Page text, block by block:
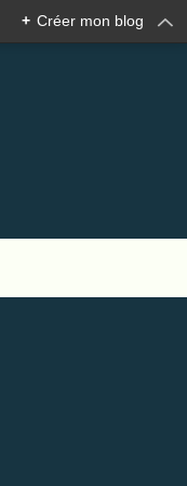
+ Créer mon blog